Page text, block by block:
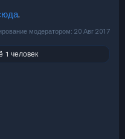
.
модератором: 20 Авг 2017
1 человек